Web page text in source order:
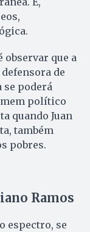
observar que a
de
poderá
político
quando Juan
também
pobres.
Ramos
espectro, se